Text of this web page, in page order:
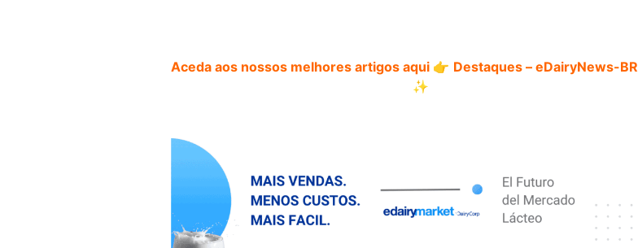
Aceda aos nossos melhores artigos aqui 👉 Destaques – eDairyNews-BR
✨